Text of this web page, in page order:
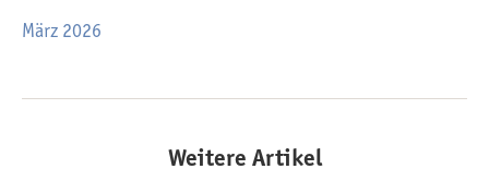
März 2026
Weitere Artikel